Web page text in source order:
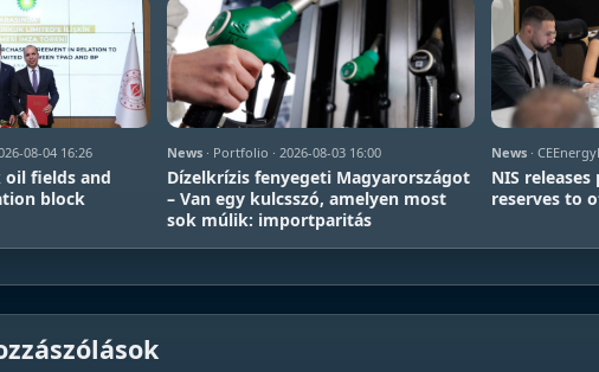
08-04 16:26
oil fields and
block
News· Portfolio · 2026-08-03 16:00
Dízelkrízis fenyegeti Magyarországot
– Van egy kulcsszó, amelyen most
sok múlik: importparitás
News ·
NIS
reserves to